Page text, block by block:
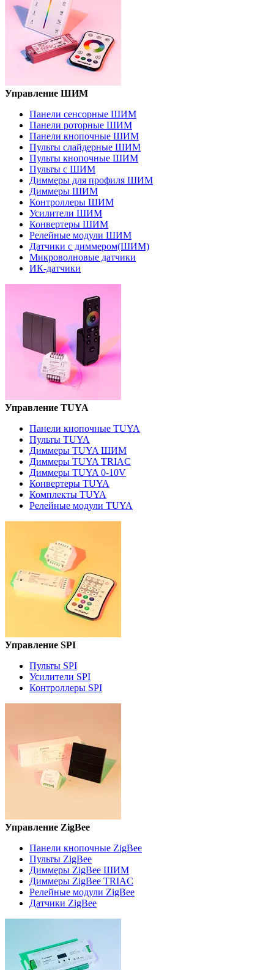
Управление ШИМ
Панели сенсорные ШИМ
Панели роторные ШИМ
Панели кнопочные ШИМ
Пульты слайдерные ШИМ
Пульты кнопочные ШИМ
Пульты с ШИМ
Диммеры для профиля ШИМ
Диммеры ШИМ
Контроллеры ШИМ
Усилители ШИМ
Конвертеры ШИМ
Релейные модули ШИМ
Датчики с диммером(ШИМ)
Микроволновые датчики
ИК-датчики
Управление TUYA
Панели кнопочные TUYA
Пульты TUYA
Диммеры TUYA ШИМ
Диммеры TUYA TRIAC
Диммеры TUYA 0-10V
Конвертеры TUYA
Комплекты TUYA
Релейные модули TUYA
Управление SPI
Пульты SPI
Усилители SPI
Контроллеры SPI
Управление ZigBee
Панели кнопочные ZigBee
Пульты ZigBee
Диммеры ZigBee ШИМ
Диммеры ZigBee TRIAC
Релейные модули ZigBee
Датчики ZigBee